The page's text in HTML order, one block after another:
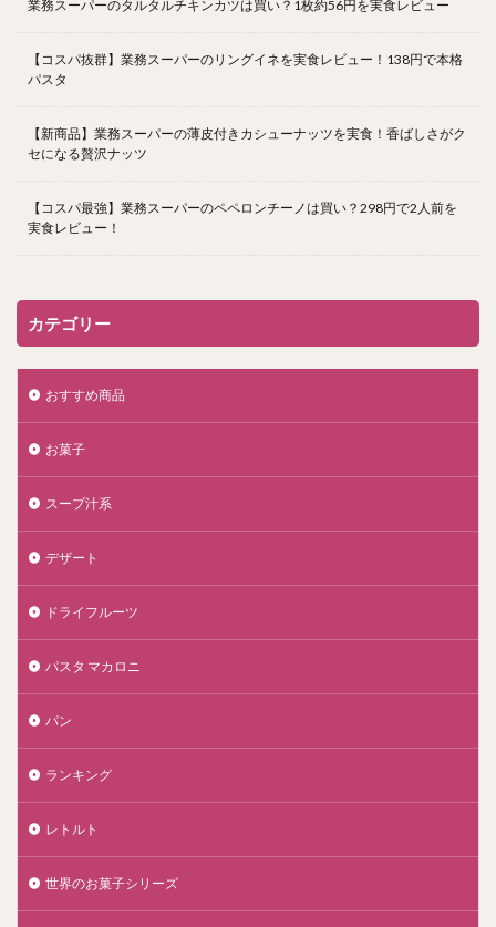
業務スーパーのタルタルチキンカツは買い？1枚約56円を実食レビュー
【コスパ抜群】業務スーパーのリングイネを実食レビュー！138円で本格
パスタ
【新商品】業務スーパーの薄皮付きカシューナッツを実食！香ばしさがク
セになる贅沢ナッツ
【コスパ最強】業務スーパーのペペロンチーノは買い？298円で2人前を
実食レビュー！
カテゴリー
おすすめ商品
お菓子
スープ汁系
デザート
ドライフルーツ
パスタ マカロニ
パン
ランキング
レトルト
世界のお菓子シリーズ